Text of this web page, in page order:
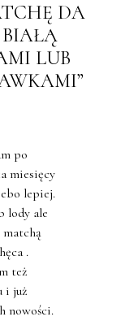
DA
BIAŁĄ
LUB
po
miesięcy
lepiej.
lody ale
matchą
.
też
i już
nowości.